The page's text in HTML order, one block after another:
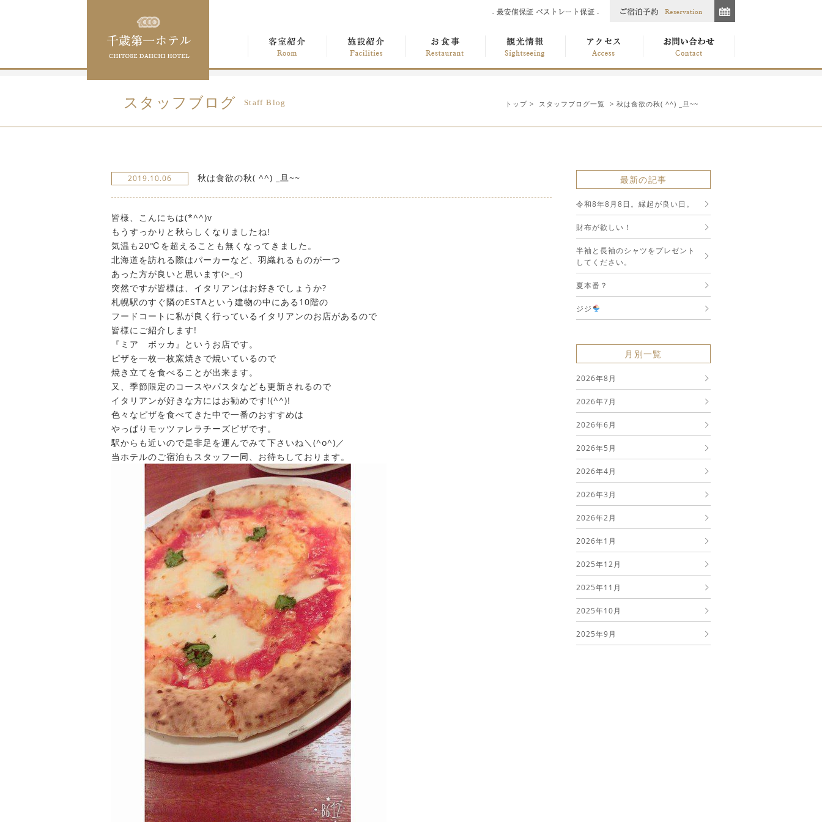
スタッフブログ Staff Blog トップ > スタッフブログ一覧 > 秋は食欲の秋( ^^) _旦~~
2019.10.06 秋は食欲の秋( ^^) _旦~~
皆様、こんにちは(*^^)v
もうすっかりと秋らしくなりましたね!
気温も20℃を超えることも無くなってきました。
北海道を訪れる際はパーカーなど、羽織れるものが一つ
あった方が良いと思います(>_<)
突然ですが皆様は、イタリアンはお好きでしょうか?
札幌駅のすぐ隣のESTAという建物の中にある10階の
フードコートに私が良く行っているイタリアンのお店があるので
皆様にご紹介します!
『ミア ボッカ』というお店です。
ピザを一枚一枚窯焼きで焼いているので
焼き立てを食べることが出来ます。
又、季節限定のコースやパスタなども更新されるので
イタリアンが好きな方にはお勧めです!(^^)!
色々なピザを食べてきた中で一番のおすすめは
やっぱりモッツァレラチーズピザです。
駅からも近いので是非足を運んでみて下さいね＼(^o^)／
当ホテルのご宿泊もスタッフ一同、お待ちしております。
最新の記事
令和8年8月8日。縁起が良い日。
財布が欲しい！
半袖と長袖のシャツをプレゼント
してください。
夏本番？
ジジ
月別一覧
2026年8月
2026年7月
2026年6月
2026年5月
2026年4月
2026年3月
2026年2月
2026年1月
2025年12月
2025年11月
2025年10月
2025年9月